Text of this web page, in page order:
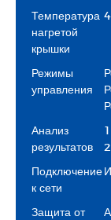
Температура
нагретой
крышки
Режимы
управления
Анализ
результатов
Подключение
к сети
Защита от